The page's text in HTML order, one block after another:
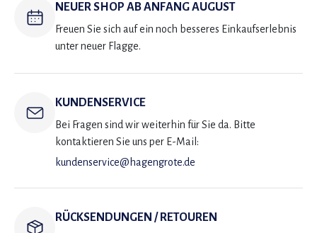
NEUER SHOP AB ANFANG AUGUST
Freuen Sie sich auf ein noch besseres Einkaufserlebnis
unter neuer Flagge.
KUNDENSERVICE
Bei Fragen sind wir weiterhin für Sie da. Bitte
kontaktieren Sie uns per E-Mail:
kundenservice@hagengrote.de
RÜCKSENDUNGEN / RETOUREN